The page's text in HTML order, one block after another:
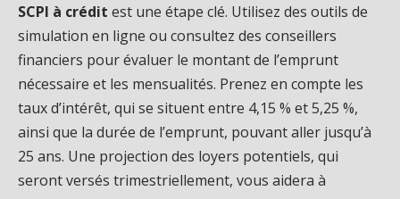
SCPI à crédit est une étape clé. Utilisez des outils de
simulation en ligne ou consultez des conseillers
financiers pour évaluer le montant de l’emprunt
nécessaire et les mensualités. Prenez en compte les
taux d’intérêt, qui se situent entre 4,15 % et 5,25 %,
ainsi que la durée de l’emprunt, pouvant aller jusqu’à
25 ans. Une projection des loyers potentiels, qui
seront versés trimestriellement, vous aidera à